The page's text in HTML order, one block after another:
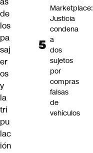
de
los
pa
saj
er
os
y
la
tri
pu
lac
ión
Marketplace:
Justicia
condena
a
dos
sujetos
por
compras
falsas
de
vehículos